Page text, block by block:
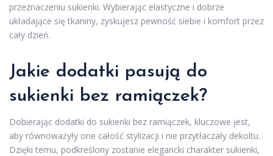
przeznaczeniu sukienki. Wybierając elastyczne i dobrze
układające się tkaniny, zyskujesz pewność siebie i komfort przez
cały dzień.
Jakie dodatki pasują do
sukienki bez ramiączek?
Dobierając dodatki do sukienki bez ramiączek, kluczowe jest,
aby równoważyły one całość stylizacji i nie przytłaczały dekoltu.
Dzięki temu, podkreślony zostanie elegancki charakter sukienki,